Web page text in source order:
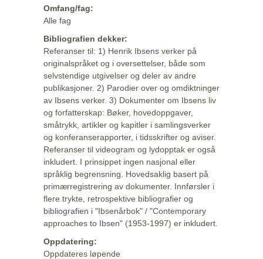
Omfang/fag:
Alle fag
Bibliografien dekker:
Referanser til: 1) Henrik Ibsens verker på
originalspråket og i oversettelser, både som
selvstendige utgivelser og deler av andre
publikasjoner. 2) Parodier over og omdiktninger
av Ibsens verker. 3) Dokumenter om Ibsens liv
og forfatterskap: Bøker, hovedoppgaver,
småtrykk, artikler og kapitler i samlingsverker
og konferanserapporter, i tidsskrifter og aviser.
Referanser til videogram og lydopptak er også
inkludert. I prinsippet ingen nasjonal eller
språklig begrensning. Hovedsaklig basert på
primærregistrering av dokumenter. Innførsler i
flere trykte, retrospektive bibliografier og
bibliografien i "Ibsenårbok" / "Contemporary
approaches to Ibsen" (1953-1997) er inkludert.
Oppdatering:
Oppdateres løpende